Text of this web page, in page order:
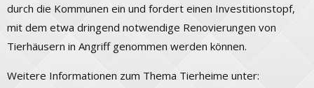
durch die Kommunen ein und fordert einen Investitionstopf,
mit dem etwa dringend notwendige Renovierungen von
Tierhäusern in Angriff genommen werden können.
Weitere Informationen zum Thema Tierheime unter: